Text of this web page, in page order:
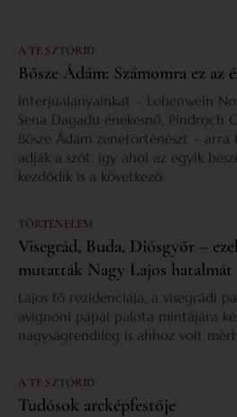
A TE SZTORID
Bősze Ádám: Számomra ez az
Interjúalanyainkat – Lobenwein
Sena Dagadu énekesnő, Pindroch
Bősze Ádám zenetörténészt –
adják a szót, így ahol az egyik
kezdődik is a következő.
TÖRTÉNELEM
Visegrád, Buda, Diósgyőr –
mutatták Nagy Lajos hatalmát
Lajos fő rezidenciája, a visegrádi
avignoni pápai palota mintájára
nagyságrendileg is ahhoz volt
A TE SZTORID
Tudósok arcképfestője